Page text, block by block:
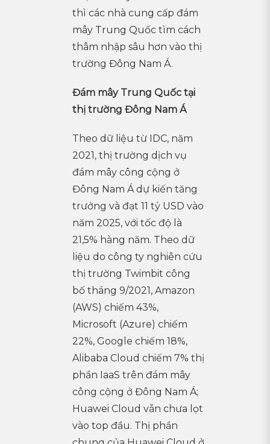
thì các nhà cung cấp đám
mây Trung Quốc tìm cách
thâm nhập sâu hơn vào thị
trường Đông Nam Á.
Đám mây Trung Quốc tại
thị trường Đông Nam Á
Theo dữ liệu từ IDC, năm
2021, thị trường dịch vụ
đám mây công cộng ở
Đông Nam Á dự kiến tăng
trưởng và đạt 11 tỷ USD vào
năm 2025, với tốc độ là
21,5% hàng năm. Theo dữ
liệu do công ty nghiên cứu
thị trường Twimbit công
bố tháng 9/2021, Amazon
(AWS) chiếm 43%,
Microsoft (Azure) chiếm
22%, Google chiếm 18%,
Alibaba Cloud chiếm 7% thị
phần IaaS trên đám mây
công cộng ở Đông Nam Á;
Huawei Cloud vẫn chưa lọt
vào top đầu. Thị phần